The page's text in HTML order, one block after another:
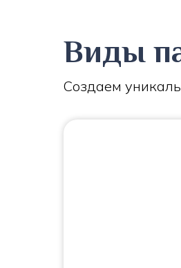
Виды
Создаем